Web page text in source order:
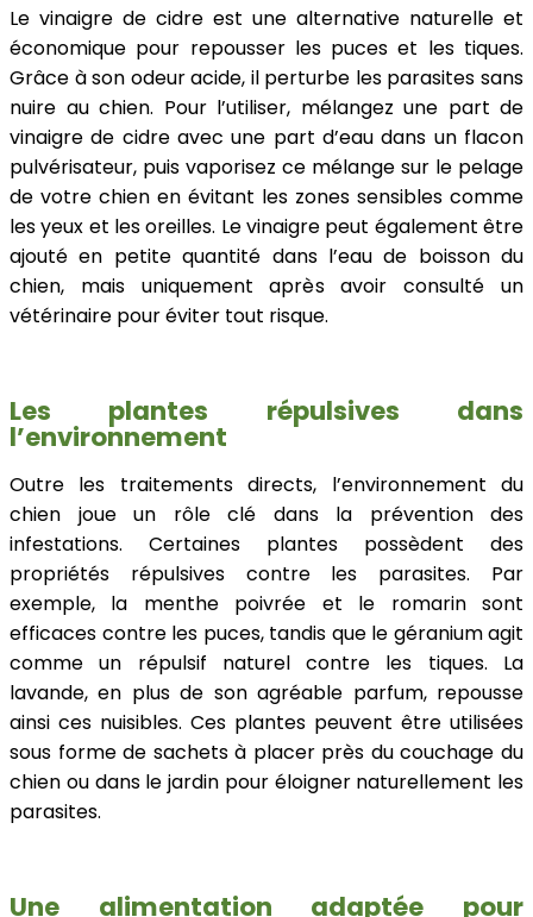
Le vinaigre de cidre est une alternative naturelle et
économique pour repousser les puces et les tiques.
Grâce à son odeur acide, il perturbe les parasites sans
nuire au chien. Pour l’utiliser, mélangez une part de
vinaigre de cidre avec une part d’eau dans un flacon
pulvérisateur, puis vaporisez ce mélange sur le pelage
de votre chien en évitant les zones sensibles comme
les yeux et les oreilles. Le vinaigre peut également être
ajouté en petite quantité dans l’eau de boisson du
chien, mais uniquement après avoir consulté un
vétérinaire pour éviter tout risque.
Les plantes répulsives dans
l’environnement
Outre les traitements directs, l’environnement du
chien joue un rôle clé dans la prévention des
infestations. Certaines plantes possèdent des
propriétés répulsives contre les parasites. Par
exemple, la menthe poivrée et le romarin sont
efficaces contre les puces, tandis que le géranium agit
comme un répulsif naturel contre les tiques. La
lavande, en plus de son agréable parfum, repousse
ainsi ces nuisibles. Ces plantes peuvent être utilisées
sous forme de sachets à placer près du couchage du
chien ou dans le jardin pour éloigner naturellement les
parasites.
Une alimentation adaptée pour